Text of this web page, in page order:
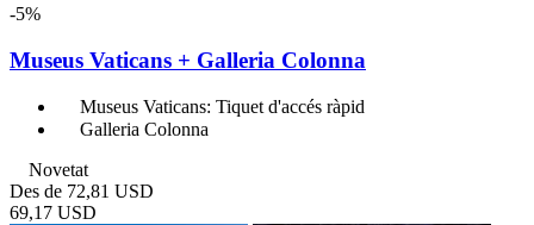
-5%
Museus Vaticans + Galleria Colonna
Museus Vaticans: Tiquet d'accés ràpid
Galleria Colonna
Novetat
Des de 72,81 USD
69,17 USD